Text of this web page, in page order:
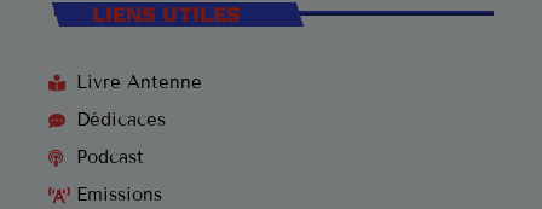
LIENS UTILES
Livre Antenne
Dédicaces
Podcast
Emissions